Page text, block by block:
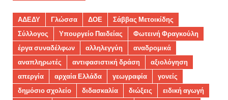
ΑΔΕΔΥ Γλώσσα ΔΟΕ
Σάββας Μετοικίδης
Σύλλογος
Υπουργείο Παιδείας
Φωτεινή Φραγκούλη
έργα συναδέλφων
αλληλεγγύη
αναδρομικά
αναπληρωτές
αντιφασιστική δράση
αξιολόγηση
απεργία
αρχαία Ελλάδα γεωγραφία
γονείς
δημόσιο σχολείο
διδασκαλία διώξεις
ειδική αγωγή